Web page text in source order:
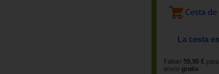
La cesta
Faltan 59,90 €
envío gratis